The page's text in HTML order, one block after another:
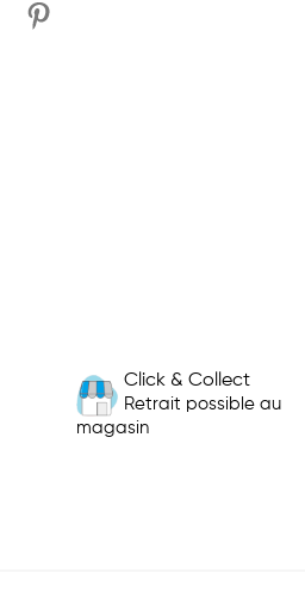
Click & Collect
Retrait possible au
magasin